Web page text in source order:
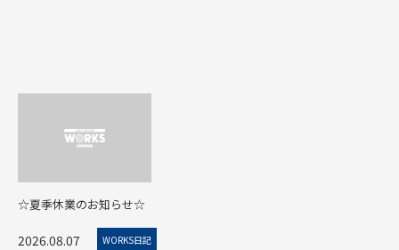
☆夏季休業のお知らせ☆
2026.08.07 WORKS日記